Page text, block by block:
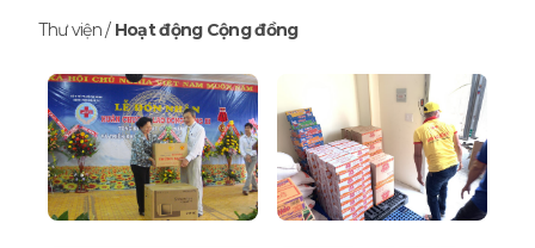
Super Cake x Ba Huân
Golive FPT x Ba Huân
Tôn Vinh Hàng Việt 2023
HCM FooDex 2023
Ba Huân x Emart
Thư viện/ Hoạt động Cộng đồng